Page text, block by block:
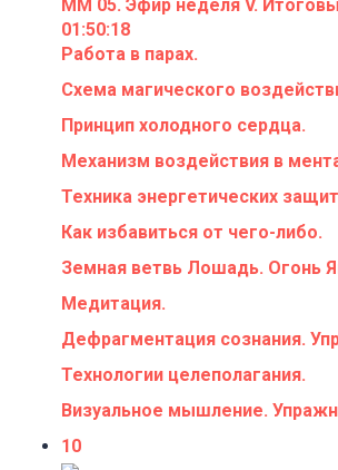
ММ 05. Эфир неделя V.
01:50:18
Работа в парах.
Схема магического
Принцип холодного сердца.
Механизм воздействия в
Техника энергетических
Как избавиться от чего-либо.
Земная ветвь Лошадь. Огонь
Медитация.
Дефрагментация сознания.
Технологии целеполагания.
Визуальное мышление.
10